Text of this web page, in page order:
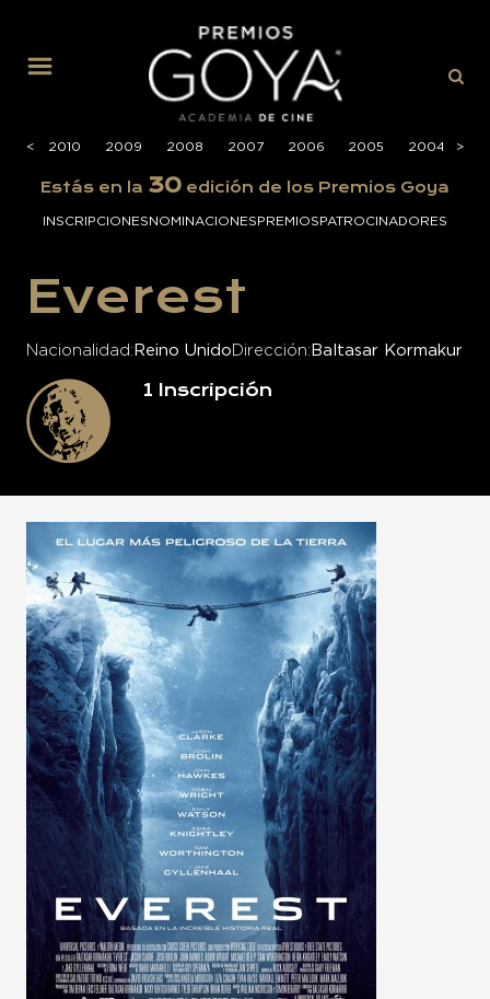
<
< 2010 2009 2008 2007 2006 2005 2004 >
>
Estás en la 30 edición de los Premios Goya
INSCRIPCIONESNOMINACIONESPREMIOSPATROCINADORES
Everest
Nacionalidad Reino Unido Dirección Baltasar Kormakur
1 Inscripción